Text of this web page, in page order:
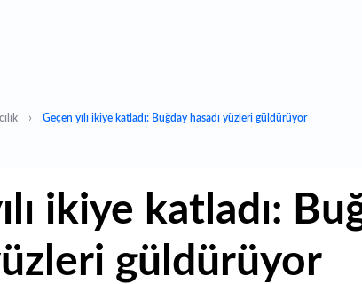
Geçen yılı ikiye katladı: Buğday hasadı yüzleri güldürüyor
ikiye katladı:
güldürüyor